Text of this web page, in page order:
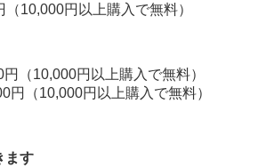
10,000円以上購入で無料）
（10,000円以上購入で無料）
円（10,000円以上購入で無料）
ます